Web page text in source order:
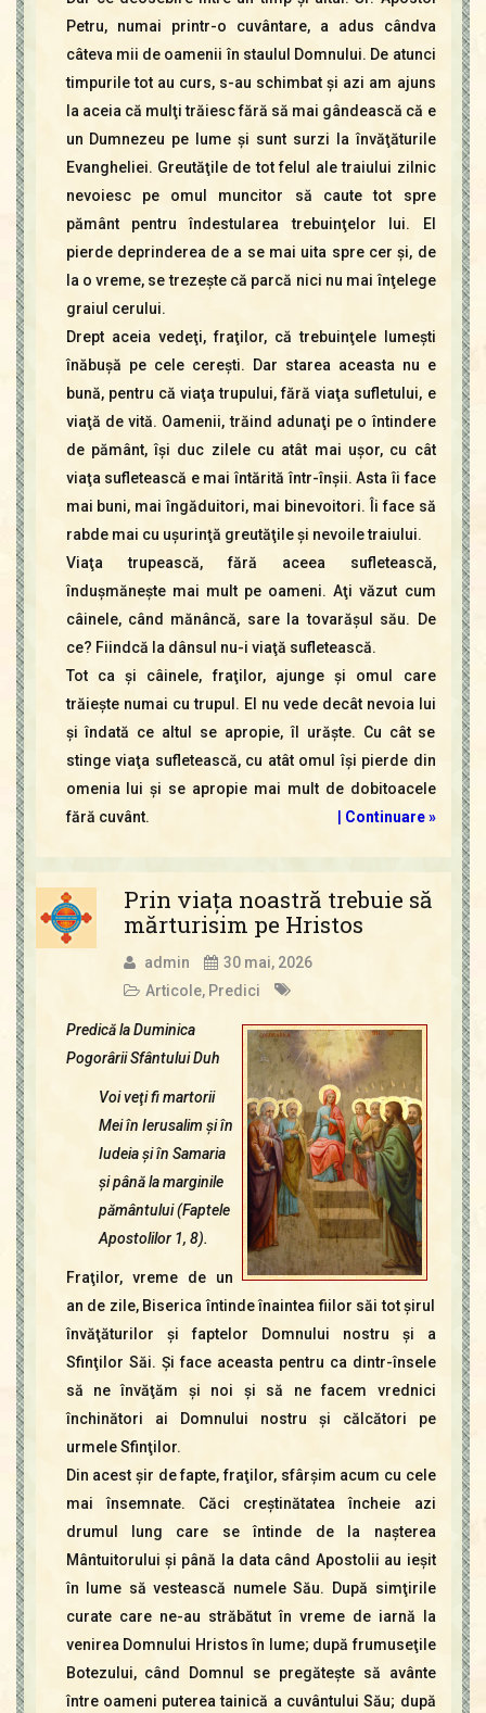
Petru, numai printr-o cuvântare, a adus cândva
câteva mii de oamenii în staulul Domnului. De atunci
timpurile tot au curs, s-au schimbat şi azi am ajuns
la aceia că mulţi trăiesc fără să mai gândească că e
un Dumnezeu pe lume şi sunt surzi la învăţăturile
Evangheliei. Greutăţile de tot felul ale traiului zilnic
nevoiesc pe omul muncitor să caute tot spre
pământ pentru îndestularea trebuinţelor lui. El
pierde deprinderea de a se mai uita spre cer şi, de
la o vreme, se trezeşte că parcă nici nu mai înţelege
graiul cerului.
Drept aceia vedeţi, fraţilor, că trebuinţele lumeşti
înăbuşă pe cele cereşti. Dar starea aceasta nu e
bună, pentru că viaţa trupului, fără viaţa sufletului, e
viaţă de vită. Oamenii, trăind adunaţi pe o întindere
de pământ, îşi duc zilele cu atât mai uşor, cu cât
viaţa sufletească e mai întărită într-înşii. Asta îi face
mai buni, mai îngăduitori, mai binevoitori. Îi face să
rabde mai cu uşurinţă greutăţile şi nevoile traiului.
Viaţa trupească, fără aceea sufletească,
înduşmăneşte mai mult pe oameni. Aţi văzut cum
câinele, când mănâncă, sare la tovarăşul său. De
ce? Fiindcă la dânsul nu-i viaţă sufletească.
Tot ca şi câinele, fraţilor, ajunge şi omul care
trăieşte numai cu trupul. El nu vede decât nevoia lui
şi îndată ce altul se apropie, îl urăşte. Cu cât se
stinge viaţa sufletească, cu atât omul îşi pierde din
omenia lui şi se apropie mai mult de dobitoacele
fără cuvânt.
Continuare »
Prin viața noastră trebuie să
mărturisim pe Hristos
admin
30 mai, 2026
Articole, Predici
Predică la Duminica
Pogorârii Sfântului Duh
Voi veţi fi martorii
Mei în Ierusalim şi în
Iudeia şi în Samaria
şi până la marginile
pământului (Faptele
Apostolilor 1, 8).
Fraţilor, vreme de un
an de zile, Biserica întinde înaintea fiilor săi tot şirul
învăţăturilor şi faptelor Domnului nostru şi a
Sfinţilor Săi. Şi face aceasta pentru ca dintr-însele
să ne învăţăm şi noi şi să ne facem vrednici
închinători ai Domnului nostru şi călcători pe
urmele Sfinţilor.
Din acest şir de fapte, fraţilor, sfârşim acum cu cele
mai însemnate. Căci creştinătatea încheie azi
drumul lung care se întinde de la naşterea
Mântuitorului şi până la data când Apostolii au ieşit
în lume să vestească numele Său. După simţirile
curate care ne-au străbătut în vreme de iarnă la
venirea Domnului Hristos în lume; după frumuseţile
Botezului, când Domnul se pregăteşte să avânte
între oameni puterea tainică a cuvântului Său; după